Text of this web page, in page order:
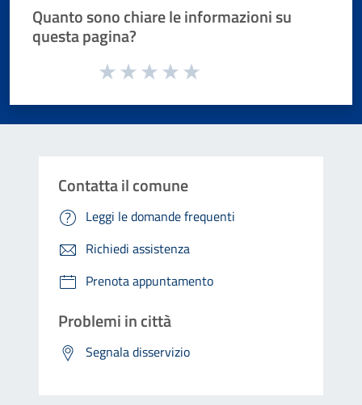
Quanto sono chiare le informazioni su
questa pagina?
Valuta da 1 a 5 stelle la pagina
Contatta il comune
Leggi le domande frequenti
Richiedi assistenza
Prenota appuntamento
Problemi in città
Segnala disservizio